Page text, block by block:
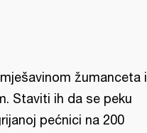
žumanceta i
Staviti ih da se peku
pećnici na 200